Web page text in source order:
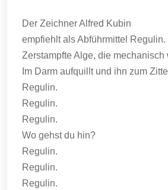
Der Zeichner Alfred Kubin
empfiehlt als Abführmittel Regulin.
Zerstampfte Alge, die mechanisch
Im Darm aufquillt und ihn zum
Regulin.
Regulin.
Regulin.
Wo gehst du hin?
Regulin.
Regulin.
Regulin.